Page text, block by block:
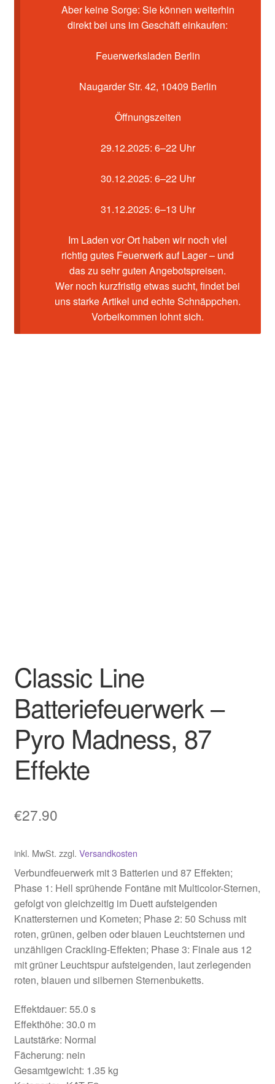
Aber keine Sorge: Sie können weiterhin
direkt bei uns im Geschäft einkaufen:
Feuerwerksladen Berlin
Naugarder Str. 42, 10409 Berlin
Öffnungszeiten
29.12.2025: 6–22 Uhr
30.12.2025: 6–22 Uhr
31.12.2025: 6–13 Uhr
Im Laden vor Ort haben wir noch viel
richtig gutes Feuerwerk auf Lager – und
das zu sehr guten Angebotspreisen.
Wer noch kurzfristig etwas sucht, findet bei
uns starke Artikel und echte Schnäppchen.
Vorbeikommen lohnt sich.
Classic Line
Batteriefeuerwerk –
Pyro Madness, 87
Effekte
€27.90
inkl. MwSt. zzgl. Versandkosten
Verbundfeuerwerk mit 3 Batterien und 87 Effekten;
Phase 1: Hell sprühende Fontäne mit Multicolor-Sternen,
gefolgt von gleichzeitig im Duett aufsteigenden
Knattersternen und Kometen; Phase 2: 50 Schuss mit
roten, grünen, gelben oder blauen Leuchtsternen und
unzähligen Crackling-Effekten; Phase 3: Finale aus 12
mit grüner Leuchtspur aufsteigenden, laut zerlegenden
roten, blauen und silbernen Sternenbuketts.
Effektdauer: 55.0 s
Effekthöhe: 30.0 m
Lautstärke: Normal
Fächerung: nein
Gesamtgewicht: 1.35 kg